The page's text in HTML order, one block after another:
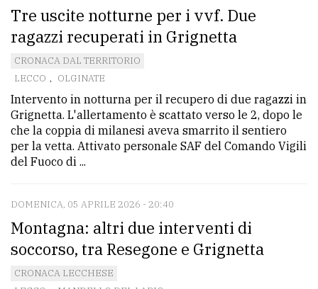
Tre uscite notturne per i vvf. Due
ragazzi recuperati in Grignetta
CRONACA DAL TERRITORIO
LECCO , OLGINATE
Intervento in notturna per il recupero di due ragazzi in
Grignetta. L'allertamento è scattato verso le 2, dopo le
che la coppia di milanesi aveva smarrito il sentiero
per la vetta. Attivato personale SAF del Comando Vigili
del Fuoco di ...
DOMENICA, 05 APRILE 2026 - 20:40
Montagna: altri due interventi di
soccorso, tra Resegone e Grignetta
CRONACA LECCHESE